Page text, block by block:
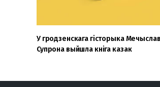
У гродзенскага гісторыка
Супрона выйшла кніга казак